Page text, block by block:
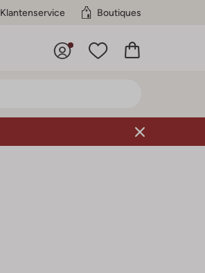
Klantenservice Boutiques